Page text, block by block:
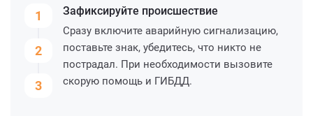
1
2
3
Зафиксируйте происшествие
Сразу включите аварийную сигнализацию,
поставьте знак, убедитесь, что никто не
пострадал. При необходимости вызовите
скорую помощь и ГИБДД.